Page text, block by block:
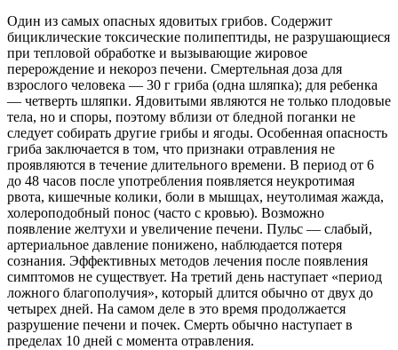
Один из самых опасных ядовитых грибов. Содержит
бициклические токсические полипептиды, не разрушающиеся
при тепловой обработке и вызывающие жировое
перерождение и некороз печени. Смертельная доза для
взрослого человека — 30 г гриба (одна шляпка); для ребенка
— четверть шляпки. Ядовитыми являются не только плодовые
тела, но и споры, поэтому вблизи от бледной поганки не
следует собирать другие грибы и ягоды. Особенная опасность
гриба заключается в том, что признаки отравления не
проявляются в течение длительного времени. В период от 6
до 48 часов после употребления появляется неукротимая
рвота, кишечные колики, боли в мышцах, неутолимая жажда,
холероподобный понос (часто с кровью). Возможно
появление желтухи и увеличение печени. Пульс — слабый,
артериальное давление понижено, наблюдается потеря
сознания. Эффективных методов лечения после появления
симптомов не существует. На третий день наступает «период
ложного благополучия», который длится обычно от двух до
четырех дней. На самом деле в это время продолжается
разрушение печени и почек. Смерть обычно наступает в
пределах 10 дней с момента отравления.